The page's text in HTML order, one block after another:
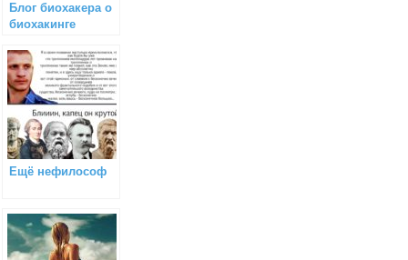
Блог биохакера о
биохакинге
Ещё нефилософ